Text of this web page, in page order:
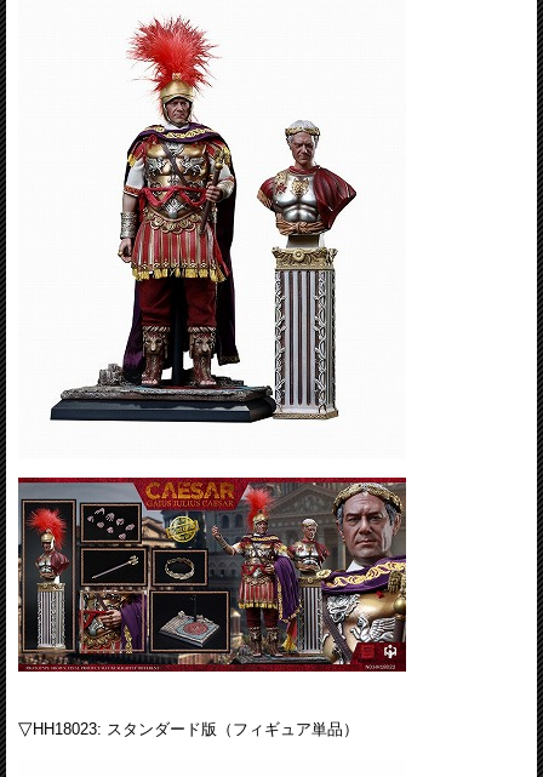
▽HH18023: スタンダード版（フィギュア単品）